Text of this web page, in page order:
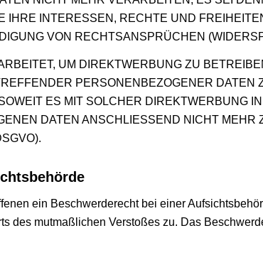
INTERESSEN, RECHTE UND
VON RECHTSANSPRÜCHEN
UM DIREKTWERBUNG ZU
PERSONENBEZOGENER DATEN
ES MIT SOLCHER DIREKTWERBUNG
DATEN ANSCHLIESSEND NICHT MEHR
ein Beschwerderecht bei einer
des mutmaßlichen Verstoßes zu. Das